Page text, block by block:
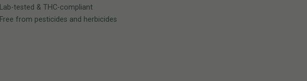
Lab-tested & THC-compliant
Free from pesticides and herbicides